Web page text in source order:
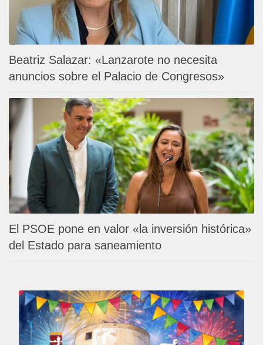
Beatriz Salazar: «Lanzarote no necesita
anuncios sobre el Palacio de Congresos»
El PSOE pone en valor «la inversión histórica»
del Estado para saneamiento